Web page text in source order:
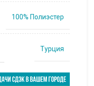
100% Полиэстер
Турция